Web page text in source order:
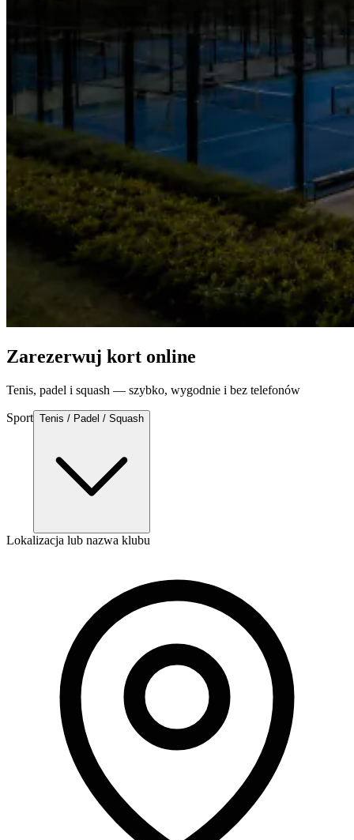
Zarezerwuj kort online
Tenis, padel i squash — szybko, wygodnie i bez telefonów
Sport Tenis / Padel / Squash
Lokalizacja lub nazwa klubu